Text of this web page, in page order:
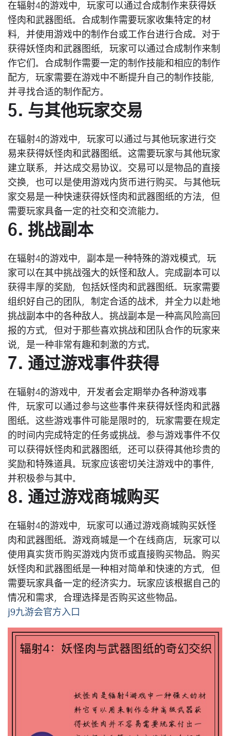
在辐射4的游戏中，玩家可以通过合成制作来获得妖
怪肉和武器图纸。合成制作需要玩家收集特定的材
料，并使用游戏中的制作台或工作台进行合成。对于
获得妖怪肉和武器图纸，玩家可以通过合成制作来制
作它们。合成制作需要一定的制作技能和相应的制作
配方，玩家需要在游戏中不断提升自己的制作技能，
并寻找合适的制作配方。
5. 与其他玩家交易
在辐射4的游戏中，玩家可以通过与其他玩家进行交
易来获得妖怪肉和武器图纸。这需要玩家与其他玩家
建立联系，并达成交易协议。交易可以是物品的直接
交换，也可以是使用游戏内货币进行购买。与其他玩
家交易是一种快速获得妖怪肉和武器图纸的方法，但
需要玩家具备一定的社交和交流能力。
6. 挑战副本
在辐射4的游戏中，副本是一种特殊的游戏模式，玩
家可以在其中挑战强大的妖怪和敌人。完成副本可以
获得丰厚的奖励，包括妖怪肉和武器图纸。玩家需要
组织好自己的团队，制定合适的战术，并全力以赴地
挑战副本中的各种敌人。挑战副本是一种高风险高回
报的方式，但对于那些喜欢挑战和团队合作的玩家来
说，是一种非常有趣和刺激的方式。
7. 通过游戏事件获得
在辐射4的游戏中，开发者会定期举办各种游戏事
件，玩家可以通过参与这些事件来获得妖怪肉和武器
图纸。这些游戏事件可能是限时的，玩家需要在规定
的时间内完成特定的任务或挑战。参与游戏事件不仅
可以获得妖怪肉和武器图纸，还可以获得其他珍贵的
奖励和特殊道具。玩家应该密切关注游戏中的事件，
并积极参与其中。
8. 通过游戏商城购买
在辐射4的游戏中，玩家可以通过游戏商城购买妖怪
肉和武器图纸。游戏商城是一个在线商店，玩家可以
使用真实货币购买游戏内货币或直接购买物品。购买
妖怪肉和武器图纸是一种相对简单和快速的方式，但
需要玩家具备一定的经济实力。玩家应该根据自己的
情况和需求，合理选择是否购买这些物品。
j9九游会官方入口